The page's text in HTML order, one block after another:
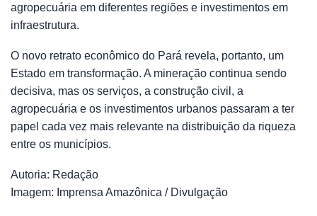
agropecuária em diferentes regiões e investimentos em
infraestrutura.
O novo retrato econômico do Pará revela, portanto, um
Estado em transformação. A mineração continua sendo
decisiva, mas os serviços, a construção civil, a
agropecuária e os investimentos urbanos passaram a ter
papel cada vez mais relevante na distribuição da riqueza
entre os municípios.
Autoria: Redação
Imagem: Imprensa Amazônica / Divulgação